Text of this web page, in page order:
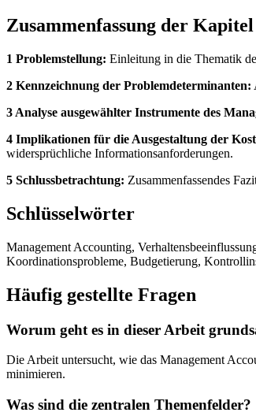
Zusammenfassung der Kapitel
1 Problemstellung: Einleitung in die Thematik
2 Kennzeichnung der Problemdeterminanten:
3 Analyse ausgewählter Instrumente des
4 Implikationen für die Ausgestaltung der
widersprüchliche Informationsanforderungen.
5 Schlussbetrachtung: Zusammenfassendes
Schlüsselwörter
Management Accounting,
Koordinationsprobleme, Budgetierung,
Häufig gestellte Fragen
Worum geht es in dieser Arbeit
Die Arbeit untersucht, wie das Management
minimieren.
Was sind die zentralen Themenfelder?